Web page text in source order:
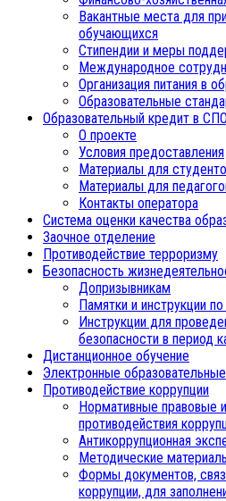
Вакантные места для
обучающихся
Стипендии и меры
Международное
Организация питания в
Образовательные
Образовательный кредит в
О проекте
Условия предоставления
Материалы для
Материалы для
Контакты оператора
Система оценки качества
Заочное отделение
Противодействие терроризму
Безопасность
Допризывникам
Памятки и инструкции
Инструкции для
безопасности в период
Дистанционное обучение
Электронные
Противодействие коррупции
Нормативные правовые
противодействия
Антикоррупционная
Методические
Формы документов,
коррупции, для